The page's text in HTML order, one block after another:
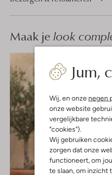
Jum,
Wij, en onze negen
onze website
vergelijkbare
"cookies").
Wij gebruiken
zorgen dat onze
functioneert, om
te slaan, om inzicht
Maak je look